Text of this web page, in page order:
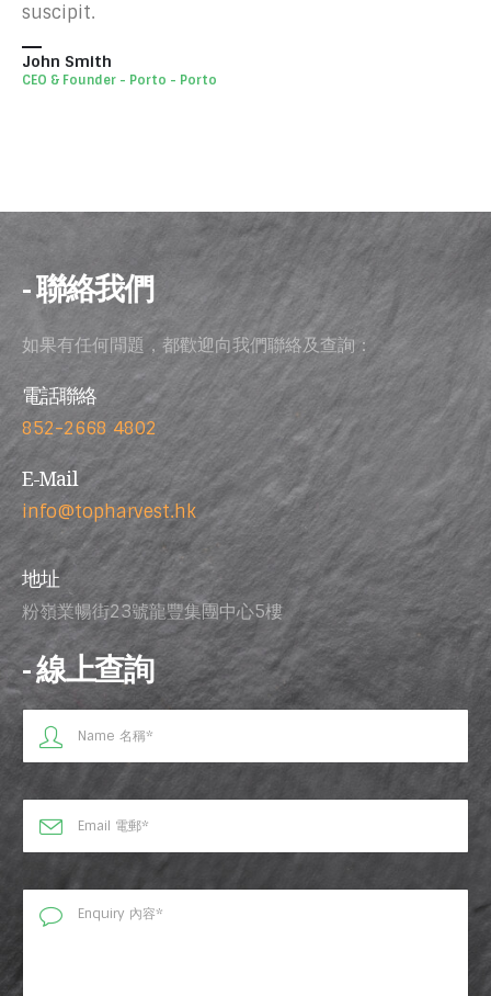
suscipit.
John Smith
CEO & Founder - Porto - Porto
- 聯絡我們
如果有任何問題，都歡迎向我們聯絡及查詢：
電話聯絡
852-2668 4802
E-Mail
info@topharvest.hk
地址
粉嶺業暢街23號龍豐集團中心5樓
- 線上查詢